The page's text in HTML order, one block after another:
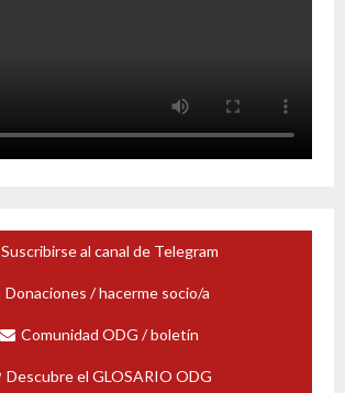
Suscribirse al canal de Telegram
Donaciones / hacerme socio/a
Comunidad ODG / boletín
Descubre el GLOSARIO ODG